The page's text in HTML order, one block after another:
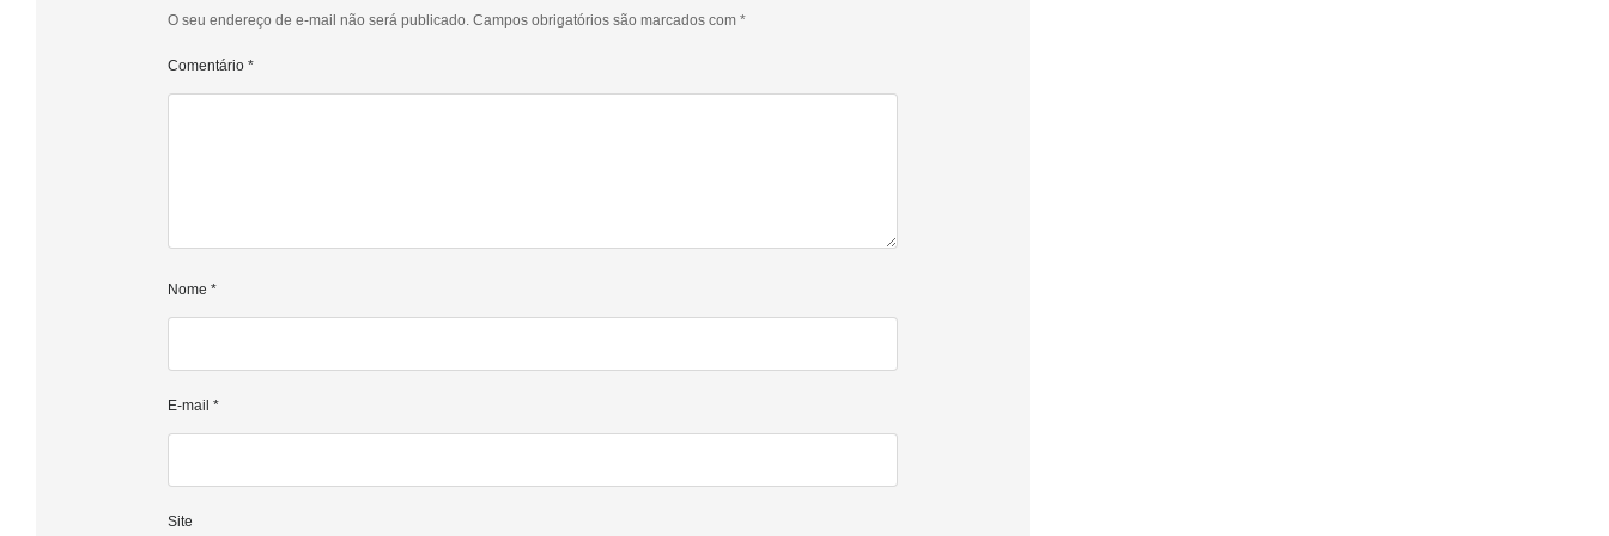
O seu endereço de e-mail não será publicado. Campos obrigatórios são marcados com *
Comentário *
Nome *
E-mail *
Site